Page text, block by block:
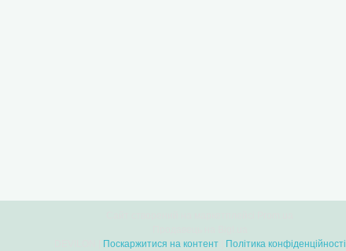
Поскаржитися на контент Політика конфіденційності